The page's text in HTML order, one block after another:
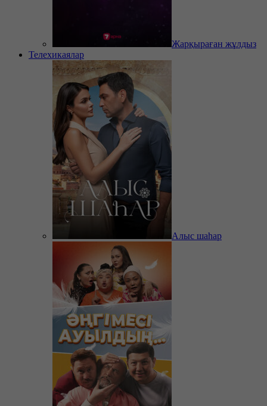
Жарқыраған жұлдыз
Телехикаялар
Алыс шаһар